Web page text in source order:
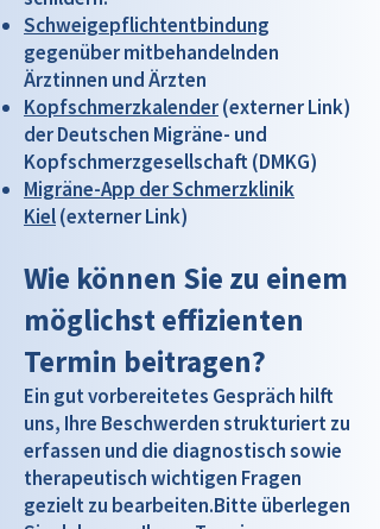
Schweigepflichtentbindung
gegenüber mitbehandelnden
Ärztinnen und Ärzten
Kopfschmerzkalender(externer Link)
der Deutschen Migräne- und
Kopfschmerzgesellschaft (DMKG)
Migräne-App der Schmerzklinik
Kiel(externer Link)
Wie können Sie zu einem
möglichst effizienten
Termin beitragen?
Ein gut vorbereitetes Gespräch hilft
uns, Ihre Beschwerden strukturiert zu
erfassen und die diagnostisch sowie
therapeutisch wichtigen Fragen
gezielt zu bearbeiten.Bitte überlegen